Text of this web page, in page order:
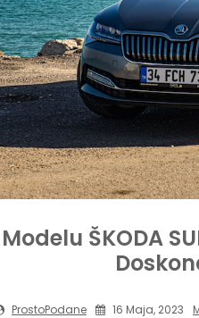
ŠKODA
ProstoPodane 16 Maja, 2023